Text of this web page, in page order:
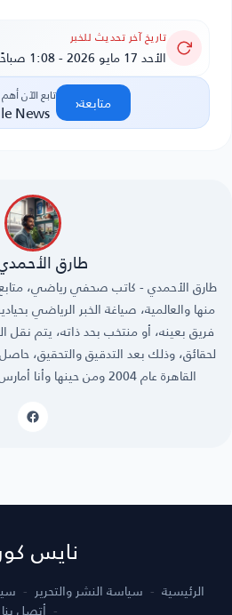
تاريخ آخر تحديث للخبر
الأحد 17 مايو 2026 - 1:08 صباحًا
تابع الآن أهم
News متابعة‹
طارق
طارق الأحمدي - كاتب صحفي رياضي، متابع
منها والعالمية، صياغة الخبر الرياضي
فريق بعينه، أو منتخب بحد ذاته، يتم نقل
لحقائق، وذلك بعد التدقيق والتحقيق،
القاهرة عام 2004 ومن حينها وأنا أمارس مهنتي بكل حُب وشغف.
نايس
الرئيسية سياسة النشر والتحرير
أتصل بنا